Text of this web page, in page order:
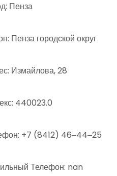
Пенза
Пенза городской округ
Измайлова, 28
440023.0
+7 (8412) 46‒44‒25
Телефон: nan